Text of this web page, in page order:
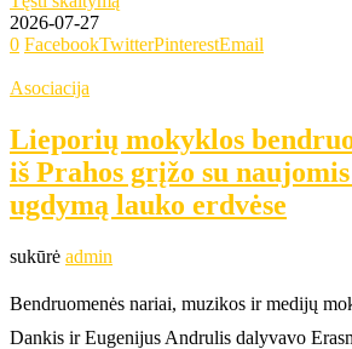
2026-07-27
0 FacebookTwitterPinterestEmail
Asociacija
Lieporių mokyklos
iš Prahos grįžo su
ugdymą lauko erdvėse
sukūrė admin
Bendruomenės nariai, muzikos ir medijų
Dankis ir Eugenijus Andrulis dalyvavo